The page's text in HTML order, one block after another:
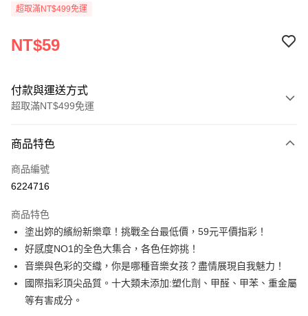
超取滿NT$499免運
NT$59
付款與運送方式
超取滿NT$499免運
信用卡一次付款
超商取貨付款
Apple Pay
街口支付
悠遊付
商品特色
商品編號
6224716
商品特色
塗出妳的繽紛新樂章！挑戰全台最低價，59元平價指彩！
好感度NO1的全色大集合，各色任妳挑！
音樂與色彩的交織，你是哪種音樂女孩？盡情展現自我魅力！
國際指彩頂尖品質。十大類未添加:塑化劑、甲醛、甲苯、重金屬
等有害成分。